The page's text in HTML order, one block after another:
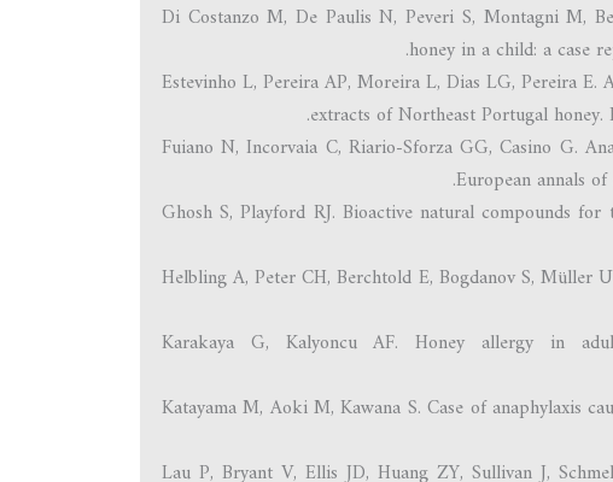
Di Costanzo M, De Paulis N, Peveri S, Montagni M,
honey in a child: a case
Estevinho L, Pereira AP, Moreira L, Dias LG, Pereira
extracts of Northeast Portugal
Fuiano N, Incorvaia C, Riario-Sforza GG, Casino G.
European annals
Ghosh S, Playford RJ. Bioactive natural compounds
Helbling A, Peter CH, Berchtold E, Bogdanov S, Müller
Karakaya G, Kalyoncu AF. Honey allergy in
Katayama M, Aoki M, Kawana S. Case of anaphylaxis
Lau P, Bryant V, Ellis JD, Huang ZY, Sullivan J,